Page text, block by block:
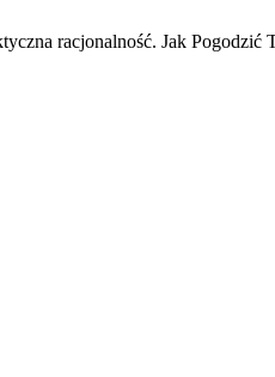
racjonalność. Jak